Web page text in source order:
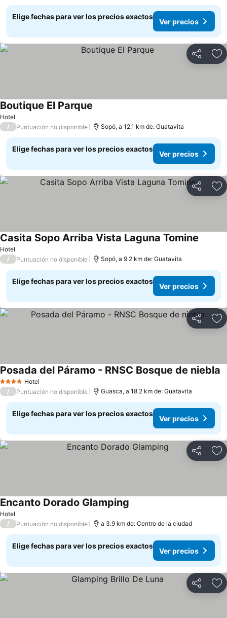
Elige fechas para ver los precios exactos
Ver precios
Compartir
Hotel
Boutique El Parque
/ Puntuación no disponible Sopó, a 12.1 km de: Guatavita
Elige fechas para ver los precios exactos
Ver precios
Compartir
Hotel
Casita Sopo Arriba Vista Laguna Tomine
/ Puntuación no disponible Sopó, a 9.2 km de: Guatavita
Elige fechas para ver los precios exactos
Ver precios
Compartir
4 EstrellasHotel
Posada del Páramo - RNSC Bosque de niebla
/ Puntuación no disponible Guasca, a 18.2 km de: Guatavita
Elige fechas para ver los precios exactos
Ver precios
Compartir
Hotel
Encanto Dorado Glamping
/ Puntuación no disponible a 3.9 km de: Centro de la ciudad
Elige fechas para ver los precios exactos
Ver precios
Compartir